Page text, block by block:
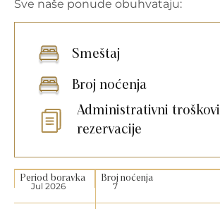
Sve naše ponude obuhvataju:
Smeštaj
Broj noćenja
Administrativni troškovi
rezervacije
Period boravka Broj noćenja
Jul 2026 7